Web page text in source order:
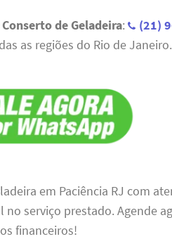
de Geladeira: (21)
as regiões do Rio de Janeiro.
em Paciência RJ com
serviço prestado. Agende
financeiros!